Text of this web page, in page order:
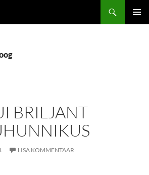
BRILJANT
LISA KOMMENTAAR